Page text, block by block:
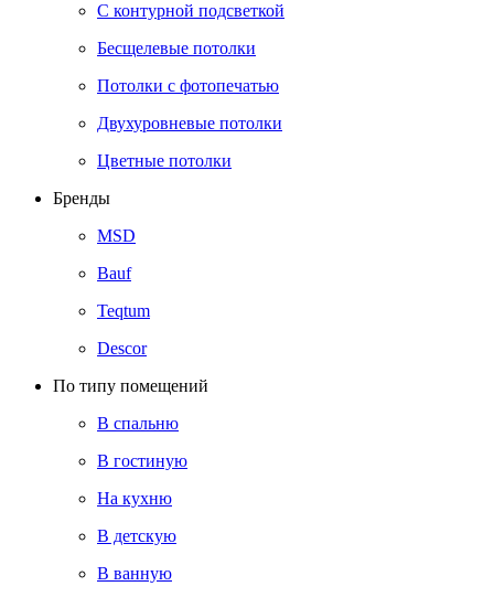
С контурной подсветкой
Бесщелевые потолки
Потолки с фотопечатью
Двухуровневые потолки
Цветные потолки
Бренды
MSD
Bauf
Teqtum
Descor
По типу помещений
В спальню
В гостиную
На кухню
В детскую
В ванную